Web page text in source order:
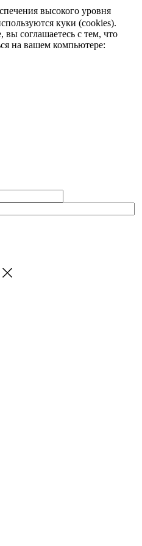
высокого уровня
куки (cookies).
соглашаетесь с тем, что
на вашем компьютере: